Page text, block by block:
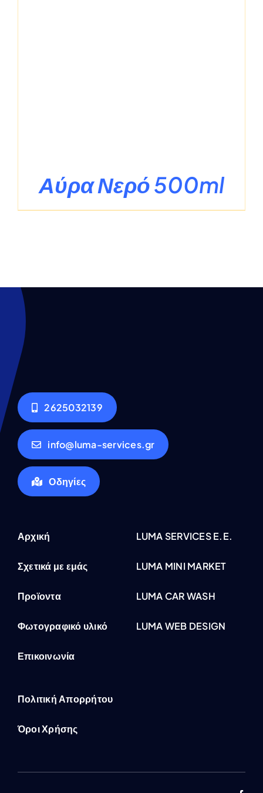
Αύρα Νερό 500ml
2625032139
info@luma-services.gr
Οδηγίες
Αρχική
Σχετικά με εμάς
Προϊοντα
Φωτογραφικό υλικό
Επικοινωνία
LUMA SERVICES E.E.
LUMA MINI MARKET
LUMA CAR WASH
LUMA WEB DESIGN
Πολιτική Απορρήτου
Όροι Χρήσης